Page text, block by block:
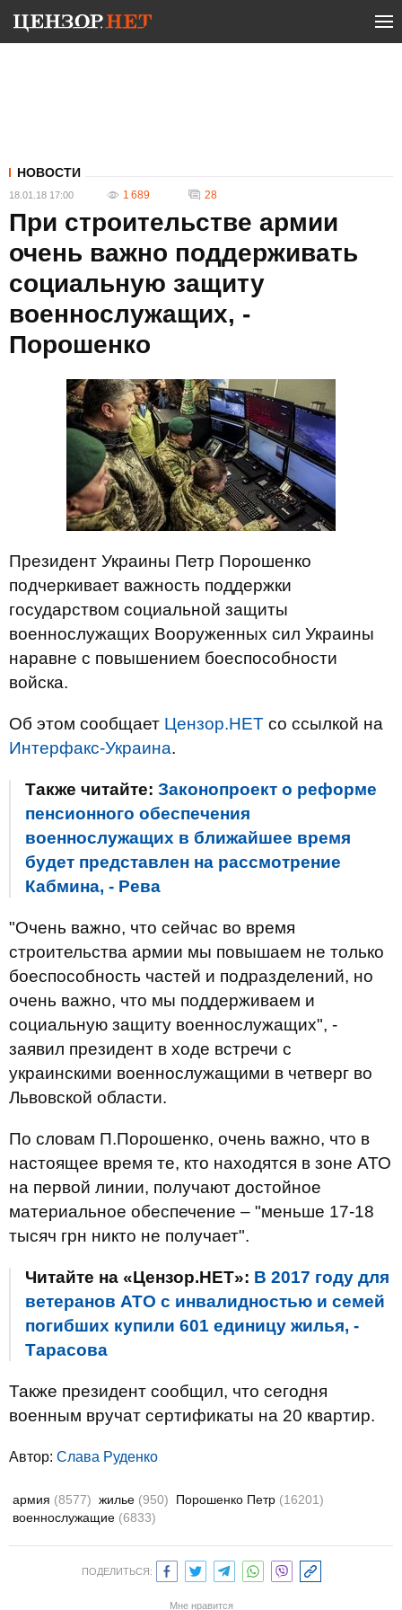
НОВОСТИ
18.01.18 17:00 1 689 28
При строительстве армии
очень важно поддерживать
социальную защиту
военнослужащих, -
Порошенко
Президент Украины Петр Порошенко
подчеркивает важность поддержки
государством социальной защиты
военнослужащих Вооруженных сил Украины
наравне с повышением боеспособности
войска.
Об этом сообщает Цензор.НЕТ со ссылкой на
Интерфакс-Украина.
Также читайте: Законопроект о реформе
пенсионного обеспечения
военнослужащих в ближайшее время
будет представлен на рассмотрение
Кабмина, - Рева
"Очень важно, что сейчас во время
строительства армии мы повышаем не только
боеспособность частей и подразделений, но
очень важно, что мы поддерживаем и
социальную защиту военнослужащих", -
заявил президент в ходе встречи с
украинскими военнослужащими в четверг во
Львовской области.
По словам П.Порошенко, очень важно, что в
настоящее время те, кто находятся в зоне АТО
на первой линии, получают достойное
материальное обеспечение – "меньше 17-18
тысяч грн никто не получает".
Читайте на «Цензор.НЕТ»: В 2017 году для
ветеранов АТО с инвалидностью и семей
погибших купили 601 единицу жилья, -
Тарасова
Также президент сообщил, что сегодня
военным вручат сертификаты на 20 квартир.
Автор: Слава Руденко
армия (8577) жилье (950) Порошенко Петр (16201)
военнослужащие (6833)
ПОДЕЛИТЬСЯ:
Мне нравится